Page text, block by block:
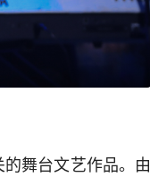
舞台文艺作品。由